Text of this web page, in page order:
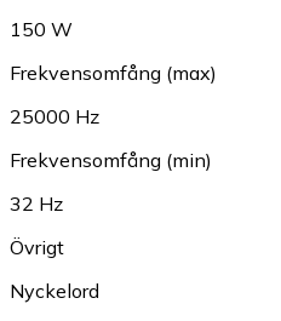
150 W
Frekvensomfång (max)
25000 Hz
Frekvensomfång (min)
32 Hz
Övrigt
Nyckelord